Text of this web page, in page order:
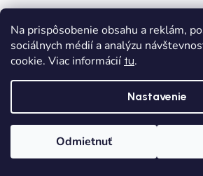
Na prispôsobenie obsahu a reklám,
sociálnych médií a analýzu
cookie. Viac informácií tu.
Nastavenie
Odmietnuť
VÝPREDAJ
Chlapčenské riflové krátke
Skladom Dodanie od
€17,10